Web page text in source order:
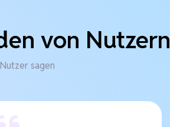
von Nutzern
sagen